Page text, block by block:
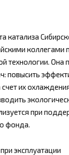
катализа
коллегами
технологии. Она
повысить
их
при
фонда.
эксплуатации